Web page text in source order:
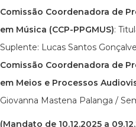
Comissão Coordenadora de
em Música (CCP-PPGMUS):
Suplente: Lucas Santos
Comissão Coordenadora de
em Meios e Processos
Giovanna Mastena Palanga /
(Mandato de 10.12.2025 a